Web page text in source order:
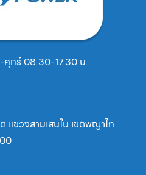
ศุกร์ 08.30-17.30 น.
ขวงสามเสนใน เขตพญาไท